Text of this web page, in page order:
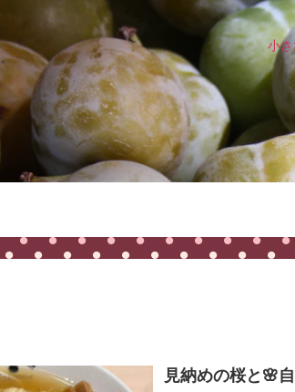
小
見納めの桜と🌸